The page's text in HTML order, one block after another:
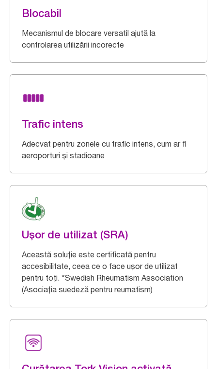
Blocabil
Mecanismul de blocare versatil ajută la
controlarea utilizării incorecte
Trafic intens
Adecvat pentru zonele cu trafic intens, cum ar fi
aeroporturi și stadioane
Ușor de utilizat (SRA)
Această soluție este certificată pentru
accesibilitate, ceea ce o face ușor de utilizat
pentru toți. *Swedish Rheumatism Association
(Asociația suedeză pentru reumatism)